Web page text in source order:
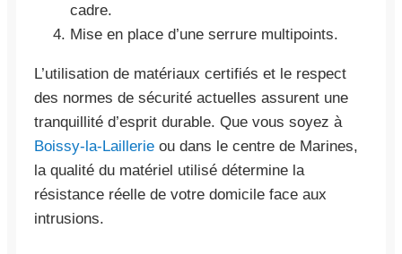
cadre.
Mise en place d’une serrure multipoints.
L’utilisation de matériaux certifiés et le respect
des normes de sécurité actuelles assurent une
tranquillité d’esprit durable. Que vous soyez à
Boissy-la-Laillerie ou dans le centre de Marines,
la qualité du matériel utilisé détermine la
résistance réelle de votre domicile face aux
intrusions.